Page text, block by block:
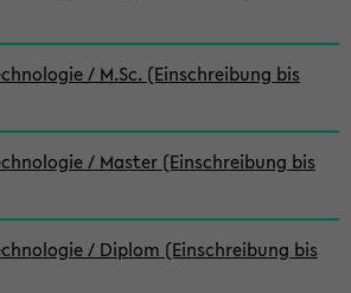
/ M.Sc. (Einschreibung bis
/ Master (Einschreibung bis
/ Diplom (Einschreibung bis